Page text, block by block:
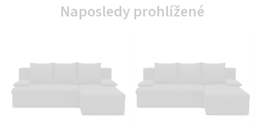
Naposledy prohlížené